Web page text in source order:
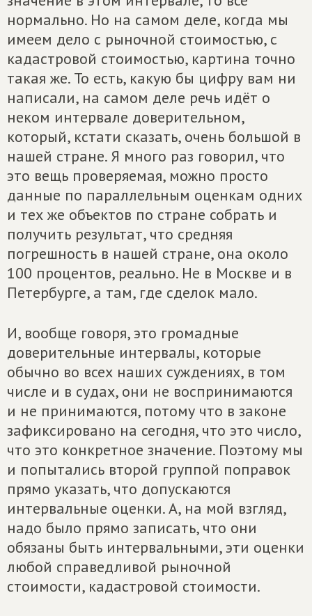
нормально. Но на самом деле, когда мы
имеем дело с рыночной стоимостью, с
кадастровой стоимостью, картина точно
такая же. То есть, какую бы цифру вам ни
написали, на самом деле речь идёт о
неком интервале доверительном,
который, кстати сказать, очень большой в
нашей стране. Я много раз говорил, что
это вещь проверяемая, можно просто
данные по параллельным оценкам одних
и тех же объектов по стране собрать и
получить результат, что средняя
погрешность в нашей стране, она около
100 процентов, реально. Не в Москве и в
Петербурге, а там, где сделок мало.
И, вообще говоря, это громадные
доверительные интервалы, которые
обычно во всех наших суждениях, в том
числе и в судах, они не воспринимаются
и не принимаются, потому что в законе
зафиксировано на сегодня, что это число,
что это конкретное значение. Поэтому мы
и попытались второй группой поправок
прямо указать, что допускаются
интервальные оценки. А, на мой взгляд,
надо было прямо записать, что они
обязаны быть интервальными, эти оценки
любой справедливой рыночной
стоимости, кадастровой стоимости.